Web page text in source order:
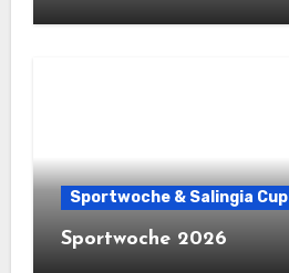
Sportwoche & Salingia Cup
Sportwoche 2026